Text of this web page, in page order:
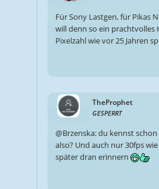
Für Sony Lastgen, für Pikas
will denn so ein prachtvolles
Pixelzahl wie vor 25 Jahren
TheProphet
GESPERRT
@Brzenska: du kennst
also? Und auch nur 30fps
später dran erinnern